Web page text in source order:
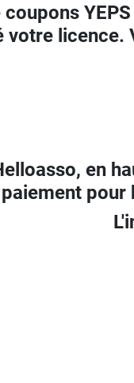
votre licence.
en
paiement pour